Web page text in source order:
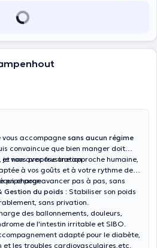
vous accompagne sans aucun régime
convaincue que bien manger doit
non avec frustration.
vous propose une approche humaine,
à vos goûts et à votre rythme de
pour avancer pas à pas, sans
en charge :
Gestion du poids : Stabiliser son poids
sans privation.
des ballonnements, douleurs,
de l'intestin irritable et SIBO.
adapté pour le diabète,
et les troubles cardiovasculaires,etc.